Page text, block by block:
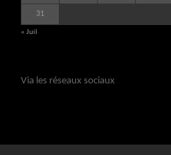
31
« Juil
Via les réseaux sociaux